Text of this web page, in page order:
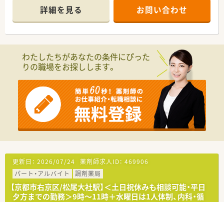
9:00～18:00の間でご相談可能ですので、10時～の勤務や16時
までの勤務などもご相談可能です♪
・京都市内でも落ち着いている人気エリア『京都市北区』でのご
就業です！
歓迎しております♪お気軽にお問い合わせください
詳細を見る お問い合わせ
わたしたちがあなたの条件にぴった
りの職場をお探しします。
更新日： 2026/07/24 薬剤師求人ID： 469906
パート・アルバイト
調剤薬局
【京都市右京区/松尾大社駅】＜土日祝休みも相談可能・平日
夕方までの勤務＞9時～11時＋水曜日は1人体制、内科・循